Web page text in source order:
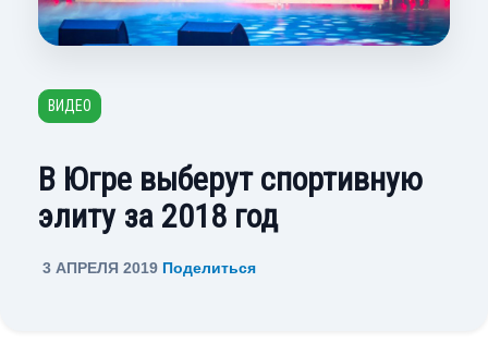
ВИДЕО
В Югре выберут спортивную
элиту за 2018 год
3 АПРЕЛЯ 2019 Поделиться